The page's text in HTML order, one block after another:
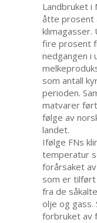
Landbruket i
åtte prosent
fire prosent
nedgangen i
som antall
perioden.
matvarer
følge av
landet.
Ifølge FNs
temperatur
forårsaket
som er
fra de
olje og gass.
forbruket av